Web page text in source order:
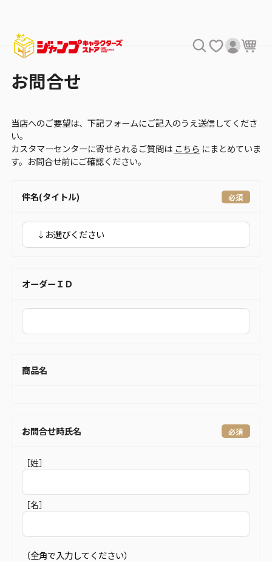
お問合せ
当店へのご要望は、下記フォームにご記入のうえ送信してくださ
い。
カスタマーセンターに寄せられるご質問は こちら にまとめていま
す。お問合せ前にご確認ください。
件名(タイトル)
オーダーＩＤ
商品名
お問合せ時氏名
［姓］
［名］
（全角で入力してください）